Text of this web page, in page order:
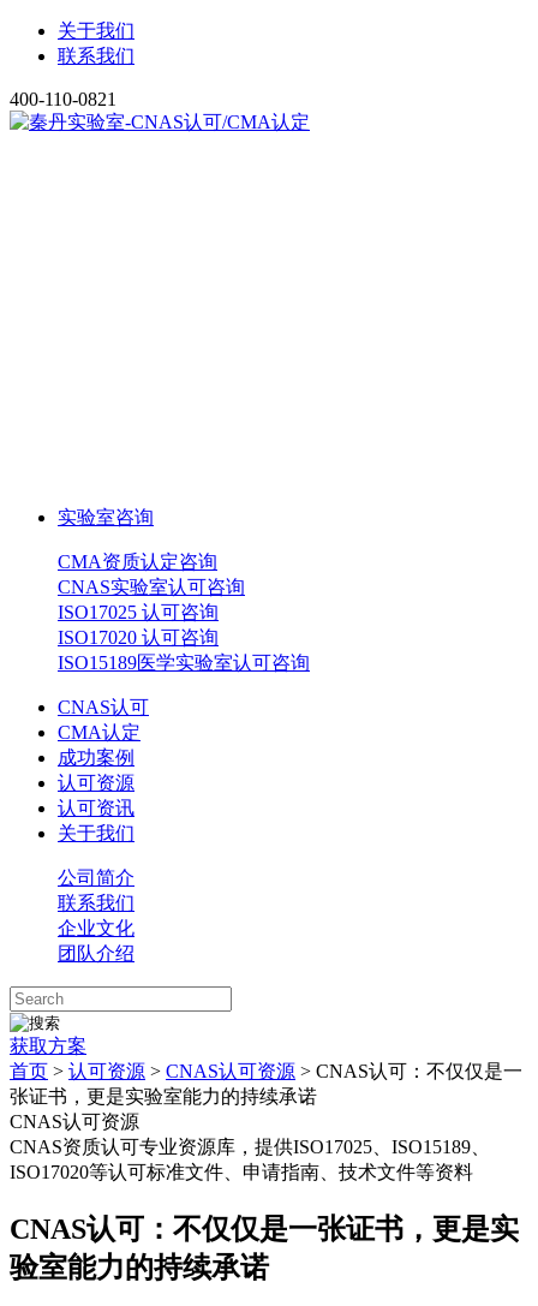
关于我们
联系我们
400-110-0821
实验室咨询
CMA资质认定咨询
CNAS实验室认可咨询
ISO17025 认可咨询
ISO17020 认可咨询
ISO15189医学实验室认可咨询
CNAS认可
CMA认定
成功案例
认可资源
认可资讯
关于我们
公司简介
联系我们
企业文化
团队介绍
获取方案
首页 > 认可资源 > CNAS认可资源 > CNAS认可：不仅仅是一
张证书，更是实验室能力的持续承诺
CNAS认可资源
CNAS资质认可专业资源库，提供ISO17025、ISO15189、
ISO17020等认可标准文件、申请指南、技术文件等资料
CNAS认可：不仅仅是一张证书，更是实
验室能力的持续承诺